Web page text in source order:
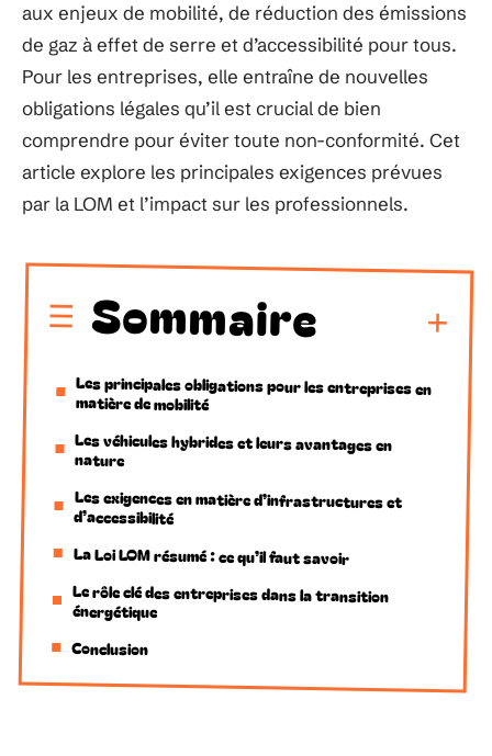
aux enjeux de mobilité, de réduction des émissions
de gaz à effet de serre et d’accessibilité pour tous.
Pour les entreprises, elle entraîne de nouvelles
obligations légales qu’il est crucial de bien
comprendre pour éviter toute non-conformité. Cet
article explore les principales exigences prévues
par la LOM et l’impact sur les professionnels.
Sommaire
Les principales obligations pour les entreprises en
matière de mobilité
Les véhicules hybrides et leurs avantages en
nature
Les exigences en matière d’infrastructures et
d’accessibilité
La Loi LOM résumé : ce qu’il faut savoir
Le rôle clé des entreprises dans la transition
énergétique
Conclusion